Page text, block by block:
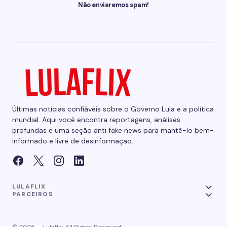
Não enviaremos spam!
Últimas notícias confiáveis sobre o Governo Lula e a política
mundial. Aqui você encontra reportagens, análises
profundas e uma seção anti fake news para mantê-lo bem-
informado e livre de desinformação.
LULAFLIX
PARCEIROS